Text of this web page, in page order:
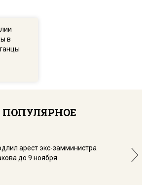
в
ПОПУЛЯРНОЕ
арест экс-замминистра
до 9 ноября